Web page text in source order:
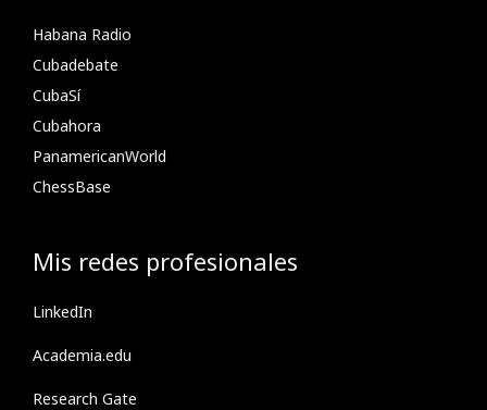
Habana Radio
Cubadebate
CubaSí
Cubahora
PanamericanWorld
ChessBase
Mis redes profesionales
LinkedIn
Academia.edu
Research Gate